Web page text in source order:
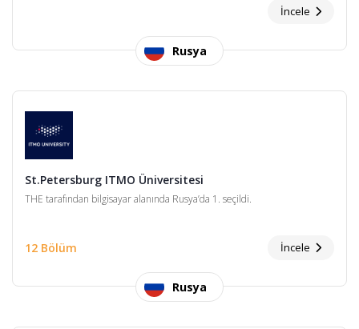
İncele
Rusya
St.Petersburg ITMO Üniversitesi
THE tarafından bilgisayar alanında Rusya’da 1. seçildi.
12 Bölüm İncele
Rusya